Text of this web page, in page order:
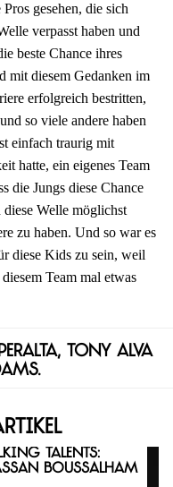
gesehen, die sich
verpasst haben und
beste Chance ihres
mit diesem Gedanken im
erfolgreich bestritten,
so viele andere haben
einfach traurig mit
hatte, ein eigenes Team
die Jungs diese Chance
Welle möglichst
zu haben. Und so war es
diese Kids zu sein, weil
Team mal etwas
Tony Alva
Talents:
Boussalham